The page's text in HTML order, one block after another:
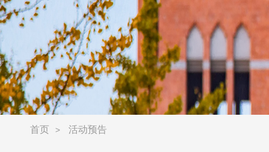
首页 > 活动预告